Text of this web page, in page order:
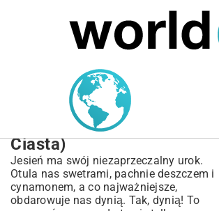
MARIUSZ ŁAMAGA 05.10.2025
Kompletny Przewodnik:
Najlepsze Przepisy na
Dynię (Zupy, Obiady,
Ciasta)
Jesień ma swój niezaprzeczalny urok.
Otula nas swetrami, pachnie deszczem i
cynamonem, a co najważniejsze,
obdarowuje nas dynią. Tak, dynią! To